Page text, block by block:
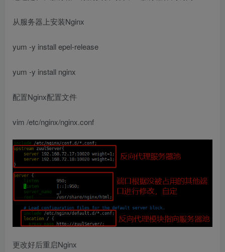
从服务器上安装Nginx
yum -y install epel-release
yum -y install nginx
配置Nginx配置文件
vim /etc/nginx/nginx.conf
更改好后重启Nginx